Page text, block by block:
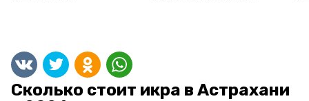
Сколько стоит икра в Астрахани